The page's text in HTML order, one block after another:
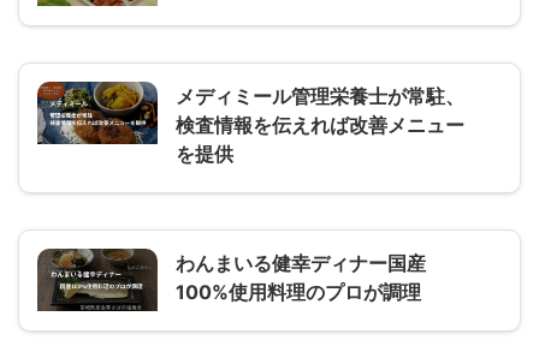
メディミール管理栄養士が常駐、
検査情報を伝えれば改善メニュー
を提供
わんまいる健幸ディナー国産
100%使用料理のプロが調理